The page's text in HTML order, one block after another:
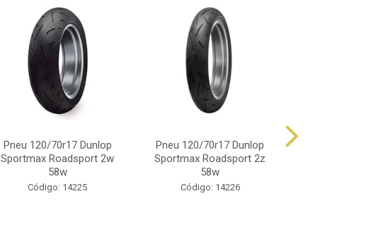
Pneu 120/70r17 Dunlop
Sportmax Roadsport 2w
58w
Código: 14225
Pneu 120/70r17 Dunlop
Sportmax Roadsport 2z
58w
Código: 14226